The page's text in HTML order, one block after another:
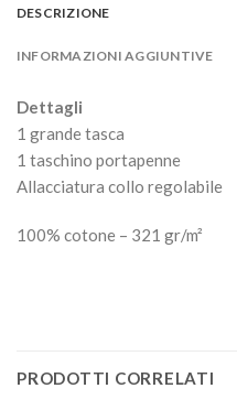
DESCRIZIONE
INFORMAZIONI AGGIUNTIVE
Dettagli
1 grande tasca
1 taschino portapenne
Allacciatura collo regolabile
100% cotone – 321 gr/m²
PRODOTTI CORRELATI